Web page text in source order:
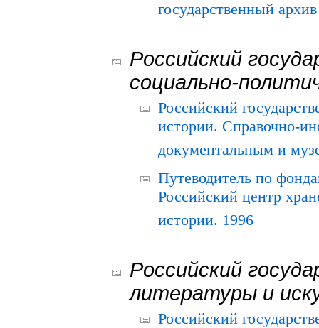
государственный
Российский
социально-
Российский
истории. Справочно-
документальным и
Путеводитель по
Российский центр
истории. 1996
Российский
литературы и
Российский